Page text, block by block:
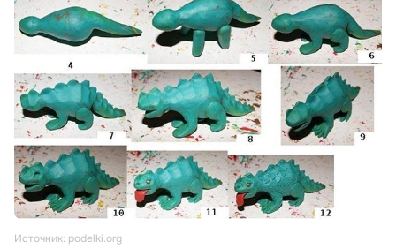
Источник: podelki.org